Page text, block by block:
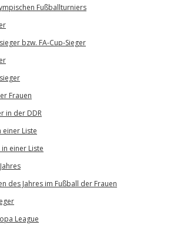
Fußballturniers
bzw. FA-Cup-Sieger
Frauen
in der DDR
einer Liste
einer Liste
des Jahres im Fußball der Frauen
League